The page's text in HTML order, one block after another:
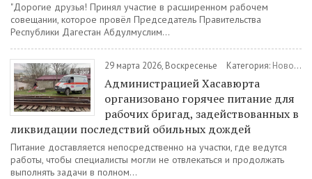
"Дорогие друзья! Принял участие в расширенном рабочем
совещании, которое провёл Председатель Правительства
Республики Дагестан Абдулмуслим...
29 марта 2026, Воскресенье Категория: Новости
Администрацией Хасавюрта
организовано горячее питание для
рабочих бригад, задействованных в
ликвидации последствий обильных дождей
Питание доставляется непосредственно на участки, где ведутся
работы, чтобы специалисты могли не отвлекаться и продолжать
выполнять задачи в полном...